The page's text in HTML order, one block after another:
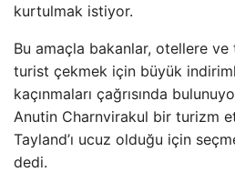
kurtulmak istiyor.
Bu amaçla bakanlar, otellere
turist çekmek için büyük
kaçınmaları çağrısında
Anutin Charnvirakul bir turizm
Tayland’ı ucuz olduğu için
dedi.